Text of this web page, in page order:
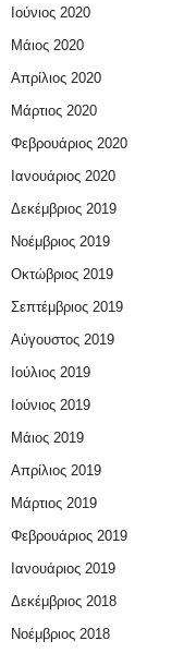
Ιούνιος 2020
Μάιος 2020
Απρίλιος 2020
Μάρτιος 2020
Φεβρουάριος 2020
Ιανουάριος 2020
Δεκέμβριος 2019
Νοέμβριος 2019
Οκτώβριος 2019
Σεπτέμβριος 2019
Αύγουστος 2019
Ιούλιος 2019
Ιούνιος 2019
Μάιος 2019
Απρίλιος 2019
Μάρτιος 2019
Φεβρουάριος 2019
Ιανουάριος 2019
Δεκέμβριος 2018
Νοέμβριος 2018